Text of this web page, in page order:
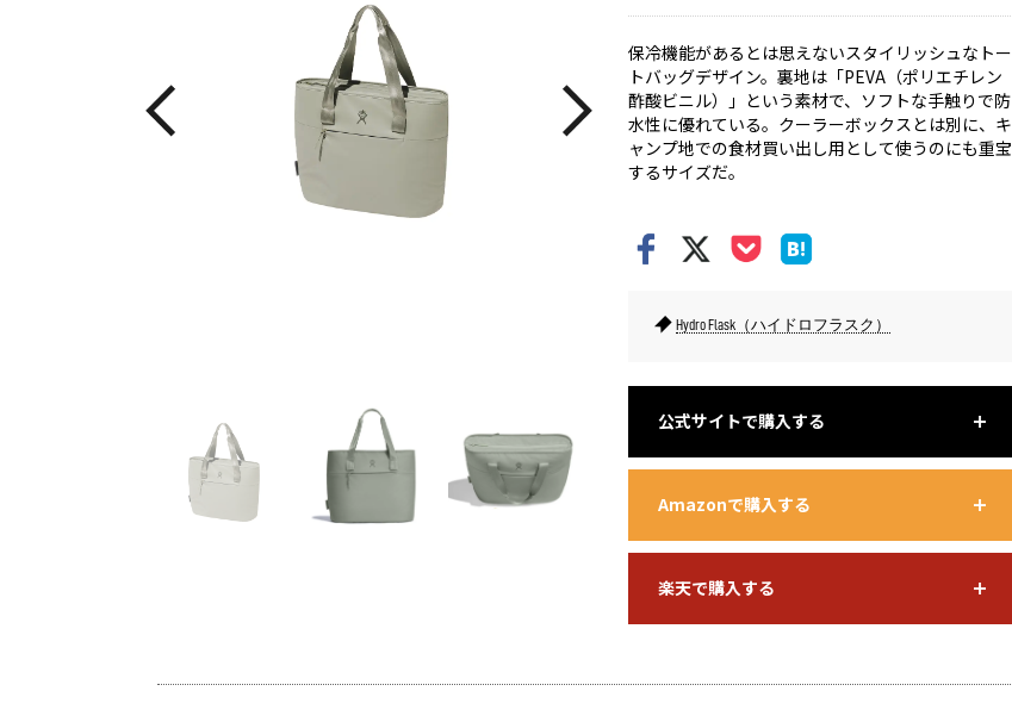
保冷機能があるとは思えないスタイリッシュなトー
トバッグデザイン。裏地は「PEVA（ポリエチレン
酢酸ビニル）」という素材で、ソフトな手触りで防
水性に優れている。クーラーボックスとは別に、キ
ャンプ地での食材買い出し用として使うのにも重宝
するサイズだ。
Hydro Flask（ハイドロフラスク）
公式サイトで購入する
Amazonで購入する
楽天で購入する